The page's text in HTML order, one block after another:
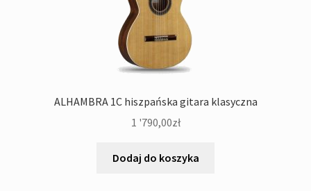
ALHAMBRA 1C hiszpańska gitara klasyczna
1 '790,00zł
Dodaj do koszyka